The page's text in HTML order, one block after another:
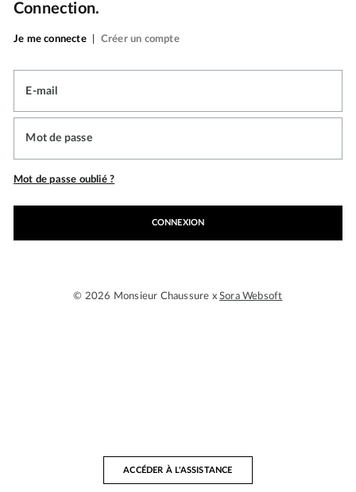
Connection.
Je me connecte Créer un compte
E-mail
Mot de passe
Mot de passe oublié ?
CONNEXION
© 2026 Monsieur Chaussure xSora Websoft
ACCÉDER À L'ASSISTANCE